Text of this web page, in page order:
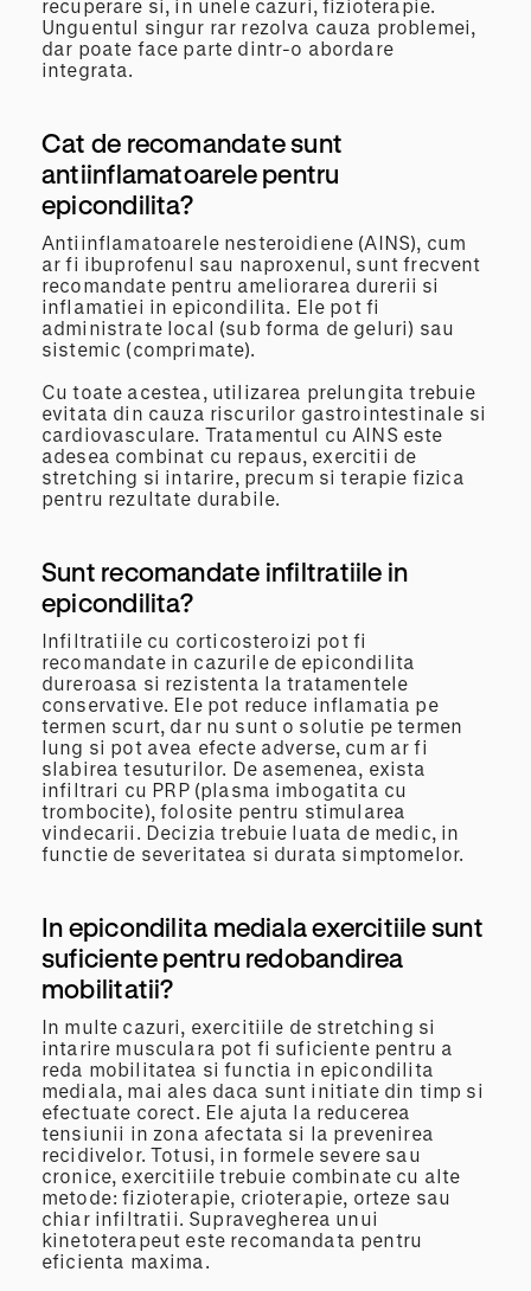
recuperare si, in unele cazuri, fizioterapie.
Unguentul singur rar rezolva cauza problemei,
dar poate face parte dintr-o abordare
integrata.
Cat de recomandate sunt
antiinflamatoarele pentru
epicondilita?
Antiinflamatoarele nesteroidiene (AINS), cum
ar fi ibuprofenul sau naproxenul, sunt frecvent
recomandate pentru ameliorarea durerii si
inflamatiei in epicondilita. Ele pot fi
administrate local (sub forma de geluri) sau
sistemic (comprimate).
Cu toate acestea, utilizarea prelungita trebuie
evitata din cauza riscurilor gastrointestinale si
cardiovasculare. Tratamentul cu AINS este
adesea combinat cu repaus, exercitii de
stretching si intarire, precum si terapie fizica
pentru rezultate durabile.
Sunt recomandate infiltratiile in
epicondilita?
Infiltratiile cu corticosteroizi pot fi
recomandate in cazurile de epicondilita
dureroasa si rezistenta la tratamentele
conservative. Ele pot reduce inflamatia pe
termen scurt, dar nu sunt o solutie pe termen
lung si pot avea efecte adverse, cum ar fi
slabirea tesuturilor. De asemenea, exista
infiltrari cu PRP (plasma imbogatita cu
trombocite), folosite pentru stimularea
vindecarii. Decizia trebuie luata de medic, in
functie de severitatea si durata simptomelor.
In epicondilita mediala exercitiile sunt
suficiente pentru redobandirea
mobilitatii?
In multe cazuri, exercitiile de stretching si
intarire musculara pot fi suficiente pentru a
reda mobilitatea si functia in epicondilita
mediala, mai ales daca sunt initiate din timp si
efectuate corect. Ele ajuta la reducerea
tensiunii in zona afectata si la prevenirea
recidivelor. Totusi, in formele severe sau
cronice, exercitiile trebuie combinate cu alte
metode: fizioterapie, crioterapie, orteze sau
chiar infiltratii. Supravegherea unui
kinetoterapeut este recomandata pentru
eficienta maxima.